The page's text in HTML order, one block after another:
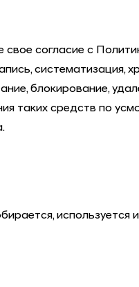
согласие с
систематизация,
блокирование,
таких средств по
.
используется